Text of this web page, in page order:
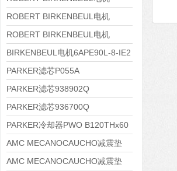
8APE100L-2 IE3
ROBERT BIRKENBEUL电机
8APE90S-4 IE3
ROBERT BIRKENBEUL电机
8APE80M-2K-IE3
BIRKENBEUL电机6APE90L-8-IE2
PARKER滤芯P055A
PARKER滤芯938902Q
PARKER滤芯936700Q
PARKER冷却器PWO B120THx60
AMC MECANOCAUCHO减震垫
138552
AMC MECANOCAUCHO减震垫